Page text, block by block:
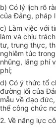
b) Có lý lịch rõ
của Đảng, pháp
c) Làm việc với
làm và chịu
tư, trung thực,
nghiêm túc
nhũng, lãng phí
phí;
d) Có ý thức tổ
đường lối của
mẫu về đạo
thể công chức
2. Về năng lực